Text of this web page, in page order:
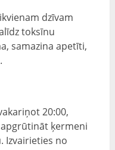
dzīvam
toksīnu
samazina apetīti,
20:00,
ķermeni
Izvairieties no